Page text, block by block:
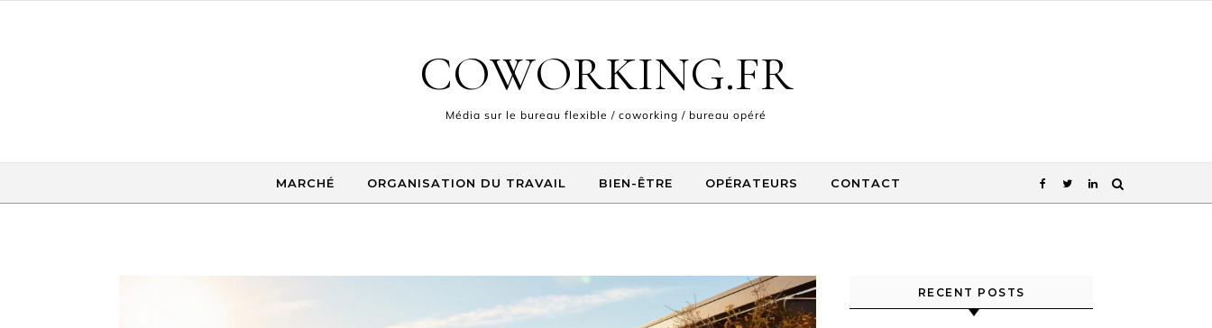
COWORKING.FR
Média sur le bureau flexible / coworking / bureau opéré
MARCHÉ ORGANISATION DU TRAVAIL BIEN-ÊTRE OPÉRATEURS CONTACT
RECENT POSTS